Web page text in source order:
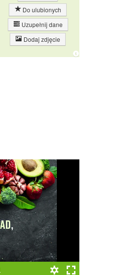
Do ulubionych
Uzupełnij dane
Dodaj zdjęcie